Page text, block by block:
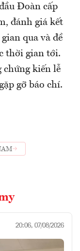
Đoàn cấp
đánh giá kết
qua và đề
thời gian tới.
chứng kiến lễ
gỡ báo chí.
20:06, 07/08/2026